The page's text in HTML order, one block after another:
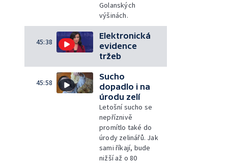
Golanských
výšinách.
45:38
Elektronická
evidence
tržeb
45:58
Sucho
dopadlo i na
úrodu zelí
Letošní sucho se
nepříznivě
promítlo také do
úrody zelinářů. Jak
sami říkají, bude
nižší až o 80